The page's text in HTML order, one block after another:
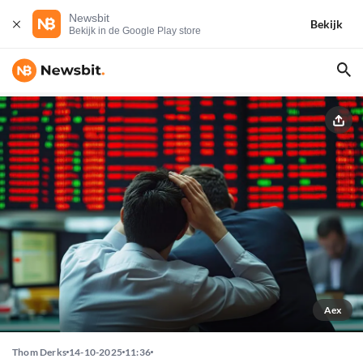
Newsbit
Bekijk in de Google Play store
Bekijk
Aex
Thom Derks 14-10-2025 11:36